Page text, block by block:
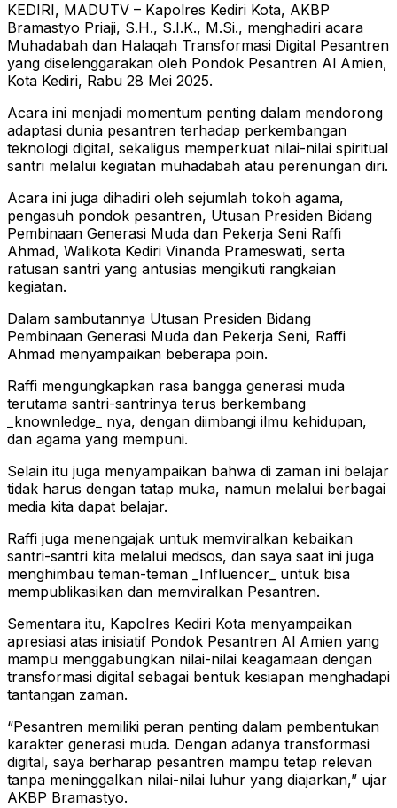
KEDIRI, MADUTV – Kapolres Kediri Kota, AKBP
Bramastyo Priaji, S.H., S.I.K., M.Si., menghadiri acara
Muhadabah dan Halaqah Transformasi Digital Pesantren
yang diselenggarakan oleh Pondok Pesantren Al Amien,
Kota Kediri, Rabu 28 Mei 2025.
Acara ini menjadi momentum penting dalam mendorong
adaptasi dunia pesantren terhadap perkembangan
teknologi digital, sekaligus memperkuat nilai-nilai spiritual
santri melalui kegiatan muhadabah atau perenungan diri.
Acara ini juga dihadiri oleh sejumlah tokoh agama,
pengasuh pondok pesantren, Utusan Presiden Bidang
Pembinaan Generasi Muda dan Pekerja Seni Raffi
Ahmad, Walikota Kediri Vinanda Prameswati, serta
ratusan santri yang antusias mengikuti rangkaian
kegiatan.
Dalam sambutannya Utusan Presiden Bidang
Pembinaan Generasi Muda dan Pekerja Seni, Raffi
Ahmad menyampaikan beberapa poin.
Raffi mengungkapkan rasa bangga generasi muda
terutama santri-santrinya terus berkembang
_knownledge_ nya, dengan diimbangi ilmu kehidupan,
dan agama yang mempuni.
Selain itu juga menyampaikan bahwa di zaman ini belajar
tidak harus dengan tatap muka, namun melalui berbagai
media kita dapat belajar.
Raffi juga menengajak untuk memviralkan kebaikan
santri-santri kita melalui medsos, dan saya saat ini juga
menghimbau teman-teman _Influencer_ untuk bisa
mempublikasikan dan memviralkan Pesantren.
Sementara itu, Kapolres Kediri Kota menyampaikan
apresiasi atas inisiatif Pondok Pesantren Al Amien yang
mampu menggabungkan nilai-nilai keagamaan dengan
transformasi digital sebagai bentuk kesiapan menghadapi
tantangan zaman.
“Pesantren memiliki peran penting dalam pembentukan
karakter generasi muda. Dengan adanya transformasi
digital, saya berharap pesantren mampu tetap relevan
tanpa meninggalkan nilai-nilai luhur yang diajarkan,” ujar
AKBP Bramastyo.